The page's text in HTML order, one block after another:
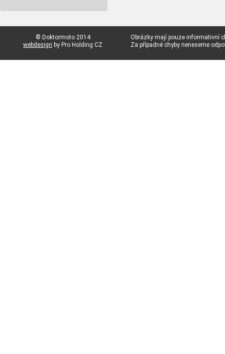
© Doktormoto 2014
webdesign by Pro Holding CZ
Obrázky mají pouze informativní
Za případné chyby neneseme